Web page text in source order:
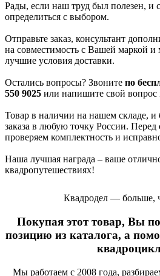
Рады, если наш труд был полезен, и
определиться с выбором.
Отправьте заказ, консультант
на совместимость с Вашей маркой
лучшие условия доставки.
Остались вопросы? Звоните по
550 9025 или напишите свой вопрос
Товар в наличии на нашем складе, и
заказа в любую точку России. Перед
проверяем комплектность и
Наша лучшая награда – ваше
квадропутешествиях!
Квадродел — больше,
Покупая этот товар, Вы
позицию из каталога, а
Мы работаем с 2008 года,